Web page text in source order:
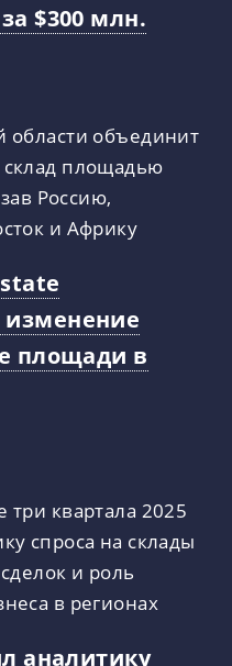
$300 млн.
области объединит
площадью
Россию,
и Африку
площади в
квартала 2025
спроса на склады
и роль
в регионах
аналитику